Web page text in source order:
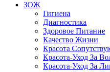
ЗОЖ
Гигиена
Диагностика
Здоровое Питание
Качество Жизни
Красота
Красота-Уход За
Красота-Уход За